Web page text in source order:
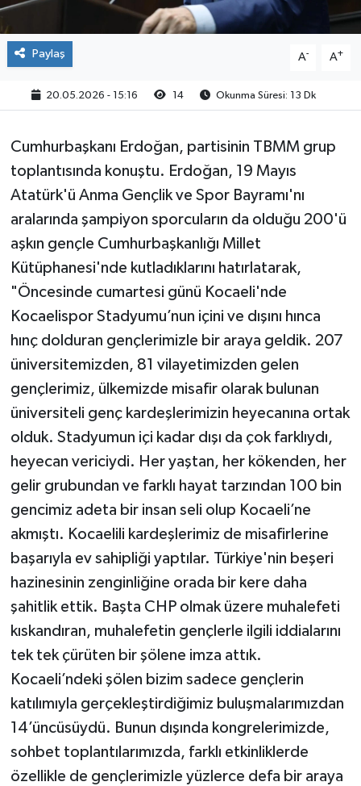
Paylaş A- A+
20.05.2026 - 15:16 14 Okunma Süresi: 13 Dk
Cumhurbaşkanı Erdoğan, partisinin TBMM grup
toplantısında konuştu. Erdoğan, 19 Mayıs
Atatürk'ü Anma Gençlik ve Spor Bayramı'nı
aralarında şampiyon sporcuların da olduğu 200'ü
aşkın gençle Cumhurbaşkanlığı Millet
Kütüphanesi'nde kutladıklarını hatırlatarak,
"Öncesinde cumartesi günü Kocaeli'nde
Kocaelispor Stadyumu’nun içini ve dışını hınca
hınç dolduran gençlerimizle bir araya geldik. 207
üniversitemizden, 81 vilayetimizden gelen
gençlerimiz, ülkemizde misafir olarak bulunan
üniversiteli genç kardeşlerimizin heyecanına ortak
olduk. Stadyumun içi kadar dışı da çok farklıydı,
heyecan vericiydi. Her yaştan, her kökenden, her
gelir grubundan ve farklı hayat tarzından 100 bin
gencimiz adeta bir insan seli olup Kocaeli’ne
akmıştı. Kocaelili kardeşlerimiz de misafirlerine
başarıyla ev sahipliği yaptılar. Türkiye'nin beşeri
hazinesinin zenginliğine orada bir kere daha
şahitlik ettik. Başta CHP olmak üzere muhalefeti
kıskandıran, muhalefetin gençlerle ilgili iddialarını
tek tek çürüten bir şölene imza attık.
Kocaeli’ndeki şölen bizim sadece gençlerin
katılımıyla gerçekleştirdiğimiz buluşmalarımızdan
14’üncüsüydü. Bunun dışında kongrelerimizde,
sohbet toplantılarımızda, farklı etkinliklerde
özellikle de gençlerimizle yüzlerce defa bir araya